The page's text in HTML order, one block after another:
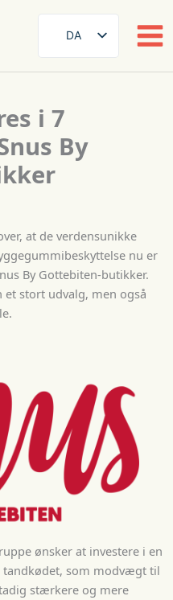
DA
SE
FR
ZH
i 7
By
at de verdensunikke
nu er
By Gottebiten-butikker.
stort udvalg, men også
ønsker at investere i en
tandkødet, som modvægt til
stærkere og mere